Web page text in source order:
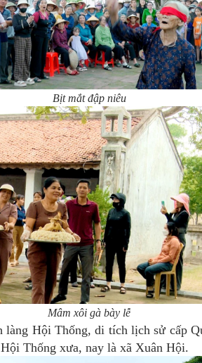
Bịt mắt đập niêu
Mâm xôi gà bày lễ
Hội Thống, di tích lịch sử cấp
Thống xưa, nay là xã Xuân Hội.